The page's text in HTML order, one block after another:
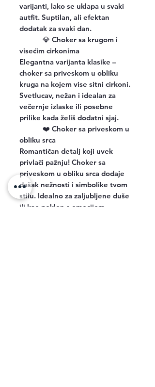
varijanti, lako se uklapa u svaki
autfit. Suptilan, ali efektan
dodatak za svaki dan.
💎 Choker sa krugom i
visećim cirkonima
Elegantna varijanta klasike –
choker sa priveskom u obliku
kruga na kojem vise sitni cirkoni.
Svetlucav, nežan i idealan za
večernje izlaske ili posebne
prilike kada želiš dodatni sjaj.
❤️ Choker sa priveskom u
obliku srca
Romantičan detalj koji uvek
privlači pažnju! Choker sa
priveskom u obliku srca dodaje
dašak nežnosti i simbolike tvom
stilu. Idealno za zaljubljene duše
ili kao poklon s emocijom.